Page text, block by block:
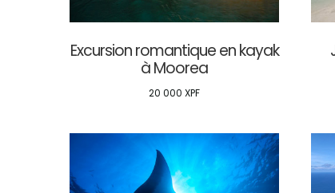
Excursion romantique en kayak
à Moorea
20 000XPF